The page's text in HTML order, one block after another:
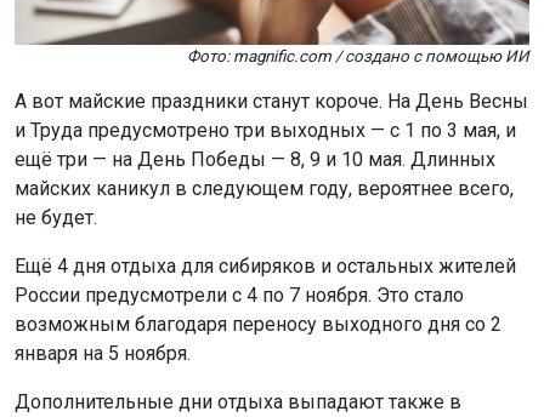
Фото: magnific.com / создано с помощью ИИ
А вот майские праздники станут короче. На День Весны
и Труда предусмотрено три выходных — с 1 по 3 мая, и
ещё три — на День Победы — 8, 9 и 10 мая. Длинных
майских каникул в следующем году, вероятнее всего,
не будет.
Ещё 4 дня отдыха для сибиряков и остальных жителей
России предусмотрели с 4 по 7 ноября. Это стало
возможным благодаря переносу выходного дня со 2
января на 5 ноября.
Дополнительные дни отдыха выпадают также в